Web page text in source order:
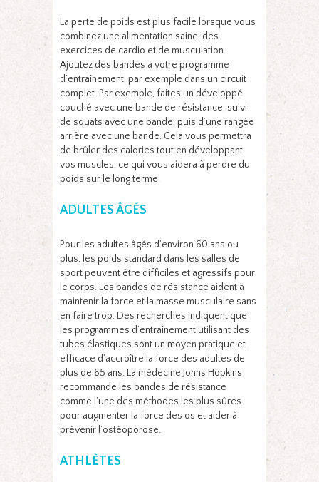
La perte de poids est plus facile lorsque vous
combinez une alimentation saine, des
exercices de cardio et de musculation.
Ajoutez des bandes à votre programme
d’entraînement, par exemple dans un circuit
complet. Par exemple, faites un développé
couché avec une bande de résistance, suivi
de squats avec une bande, puis d’une rangée
arrière avec une bande. Cela vous permettra
de brûler des calories tout en développant
vos muscles, ce qui vous aidera à perdre du
poids sur le long terme.
ADULTES ÂGÉS
Pour les adultes âgés d’environ 60 ans ou
plus, les poids standard dans les salles de
sport peuvent être difficiles et agressifs pour
le corps. Les bandes de résistance aident à
maintenir la force et la masse musculaire sans
en faire trop. Des recherches indiquent que
les programmes d’entraînement utilisant des
tubes élastiques sont un moyen pratique et
efficace d’accroître la force des adultes de
plus de 65 ans. La médecine Johns Hopkins
recommande les bandes de résistance
comme l’une des méthodes les plus sûres
pour augmenter la force des os et aider à
prévenir l’ostéoporose.
ATHLÈTES